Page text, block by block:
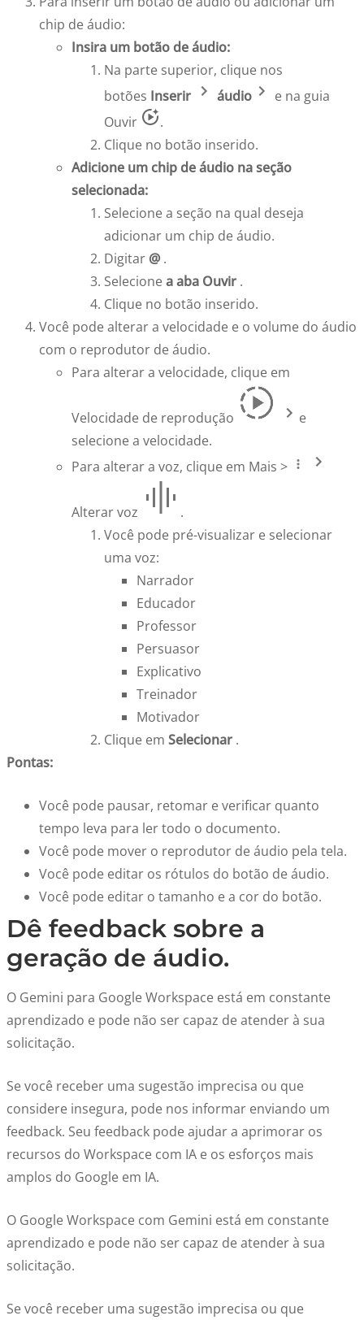
chip de áudio:
Insira um botão de áudio:
Na parte superior, clique nos
botões Inserir áudio
e na guia
Ouvir
.
Clique no botão inserido.
Adicione um chip de áudio na seção
selecionada:
Selecione a seção na qual deseja
adicionar um chip de áudio.
Digitar @ .
Selecionea aba Ouvir .
Clique no botão inserido.
Você pode alterar a velocidade e o volume do áudio
com o reprodutor de áudio.
Para alterar a velocidade, clique em
Velocidade de reprodução
e
selecione a velocidade.
Para alterar a voz, clique em Mais >
Alterar voz
.
Você pode pré-visualizar e selecionar
uma voz:
Narrador
Educador
Professor
Persuasor
Explicativo
Treinador
Motivador
Clique em Selecionar .
Pontas:
Você pode pausar, retomar e verificar quanto
tempo leva para ler todo o documento.
Você pode mover o reprodutor de áudio pela tela.
Você pode editar os rótulos do botão de áudio.
Você pode editar o tamanho e a cor do botão.
Dê feedback sobre a
geração de áudio.
O Gemini para Google Workspace está em constante
aprendizado e pode não ser capaz de atender à sua
solicitação.
Se você receber uma sugestão imprecisa ou que
considere insegura, pode nos informar enviando um
feedback. Seu feedback pode ajudar a aprimorar os
recursos do Workspace com IA e os esforços mais
amplos do Google em IA.
O Google Workspace com Gemini está em constante
aprendizado e pode não ser capaz de atender à sua
solicitação.
Se você receber uma sugestão imprecisa ou que